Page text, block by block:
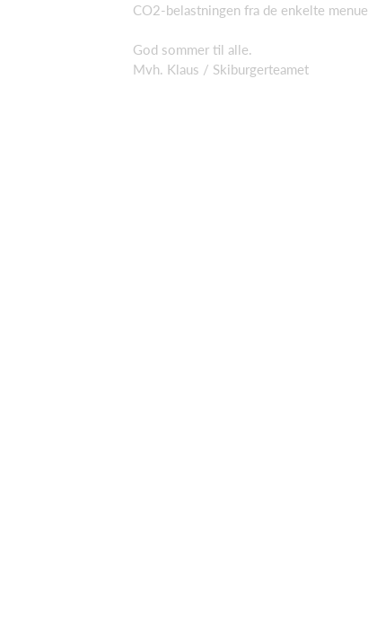
CO2-belastningen fra de enkelte
God sommer til alle.
Mvh. Klaus / Skiburgerteamet